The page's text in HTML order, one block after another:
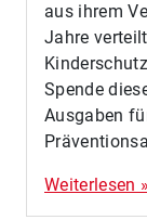
aus ihrem
Jahre
Spende
Ausgaben
Weiterlesen »